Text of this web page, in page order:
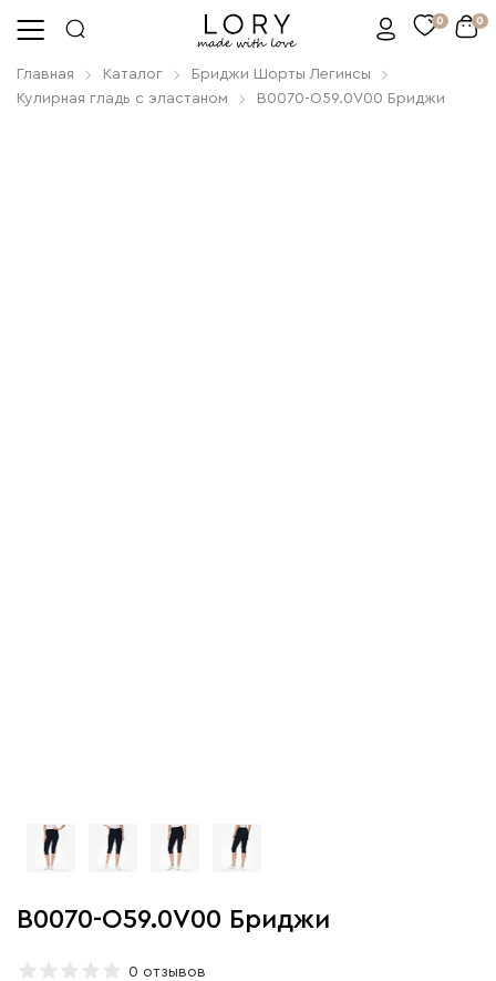
0 0
Главная Каталог
Бриджи Шорты Легинсы
Кулирная гладь с эластаном
B0070-O59.0V00 Бриджи
B0070-O59.0V00 Бриджи
0 отзывов